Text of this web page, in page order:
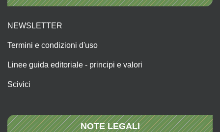
NEWSLETTER
Termini e condizioni d'uso
Linee guida editoriale - principi e valori
Scivici
NOTE LEGALI